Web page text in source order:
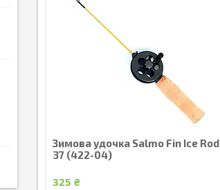
Зимова удочка Salmo Fin Ice Rod
37 (422-04)
325 ₴